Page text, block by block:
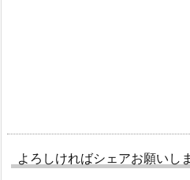
よろしければシェアお願いし